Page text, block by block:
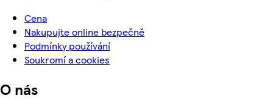
Cena
Nakupujte online bezpečně
Podmínky používání
Soukromí a cookies
O nás